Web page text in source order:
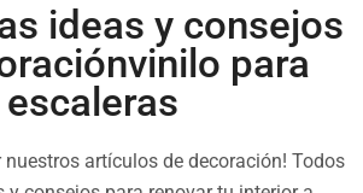
ideas y consejos
para
escaleras
nuestros artículos de decoración! Todos